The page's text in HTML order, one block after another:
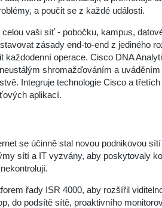
a poučit se z každé události.
vaši síť - pobočku, kampus,
zásady end-to-end z jediného
operace. Cisco DNA
shromažďováním a
Integruje technologie Cisco a
aplikací.
se účinně stal novou podnikovou
sítí a IT vyzvány, aby poskytovaly
řady ISR 4000, aby rozšířil
do podsítě sítě, proaktivního